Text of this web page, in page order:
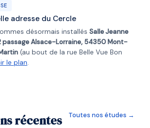
adresse du Cercle
désormais installés Salle Jeanne
passage Alsace-Lorraine, 54350 Mont-
(au bout de la rue Belle Vue Bon
le plan.
récentes Toutes nos études →